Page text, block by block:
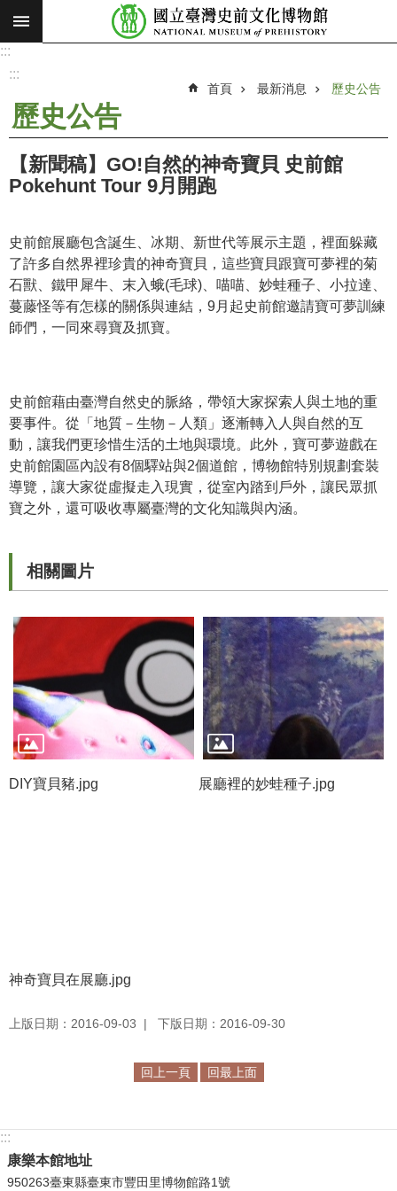
跳到主要內容區塊
搜
願
景
使
命
新
消
息
參
覽
學
習
探
索
我
們
便
務
性
別
平
務
服
導
覽
:::
:::
首頁 最新消息 歷史公告
歷史公告
【新聞稿】GO!自然的神奇寶貝 史前館
Pokehunt Tour 9月開跑
史前館展廳包含誕生、冰期、新世代等展示主題，裡面躲藏
了許多自然界裡珍貴的神奇寶貝，這些寶貝跟寶可夢裡的菊
石獸、鐵甲犀牛、末入蛾(毛球)、喵喵、妙蛙種子、小拉達、
蔓藤怪等有怎樣的關係與連結，9月起史前館邀請寶可夢訓練
師們，一同來尋寶及抓寶。
史前館藉由臺灣自然史的脈絡，帶領大家探索人與土地的重
要事件。從「地質－生物－人類」逐漸轉入人與自然的互
動，讓我們更珍惜生活的土地與環境。此外，寶可夢遊戲在
史前館園區內設有8個驛站與2個道館，博物館特別規劃套裝
導覽，讓大家從虛擬走入現實，從室內踏到戶外，讓民眾抓
寶之外，還可吸收專屬臺灣的文化知識與內涵。
相關圖片
DIY寶貝豬.jpg 展廳裡的妙蛙種子.jpg
神奇寶貝在展廳.jpg
上版日期：2016-09-03 下版日期：2016-09-30
回上一頁 回最上面
:::
康樂本館地址
950263臺東縣臺東市豐田里博物館路1號